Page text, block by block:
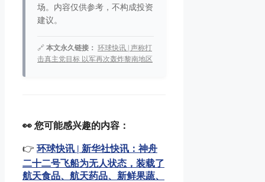
场。内容仅供参考，不构成投资
建议。
🔗 本文永久链接： 环球快讯 | 声称打
击真主党目标 以军再次轰炸黎南地区
👀 您可能感兴趣的内容：
👉 环球快讯 | 新华社快讯：神舟
二十二号飞船为无人状态，装载了
航天食品、航天药品、新鲜果蔬、